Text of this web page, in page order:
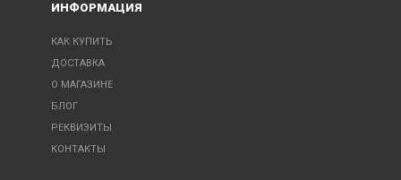
ИНФОРМАЦИЯ
КАК КУПИТЬ
ДОСТАВКА
О МАГАЗИНЕ
БЛОГ
РЕКВИЗИТЫ
КОНТАКТЫ